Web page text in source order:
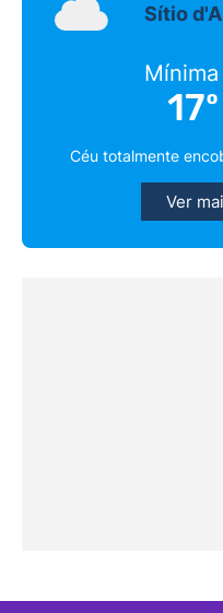
Sítio
Mínima
17º
Céu totalmente
Ver